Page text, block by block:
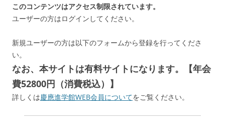
このコンテンツはアクセス制限されています。
ユーザーの方はログインしてください。
新規ユーザーの方は以下のフォームから登録を行ってくださ
い。
なお、本サイトは有料サイトになります。【年会
費52800円（消費税込）】
詳しくは慶應進学館WEB会員についてをご覧ください。